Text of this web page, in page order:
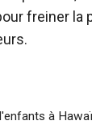
freiner la
à